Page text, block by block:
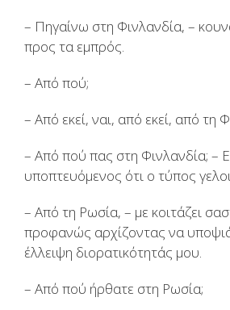
– Πηγαίνω στη Φινλανδία, –
προς τα εμπρός.
– Από πού;
– Από εκεί, ναι, από εκεί, από τη
– Από πού πας στη Φινλανδία; –
υποπτευόμενος ότι ο τύπος
– Από τη Ρωσία, – με κοιτάζει
προφανώς αρχίζοντας να
έλλειψη διορατικότητάς μου.
– Από πού ήρθατε στη Ρωσία;